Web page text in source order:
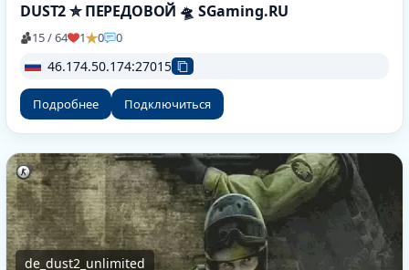
DUST2 ✮ ПEPEДOBOЙ 🛸 SGaming.RU
15 / 64 1 0 0
46.174.50.174:27015
Подробнее Подключиться
de_dust2_unlimited